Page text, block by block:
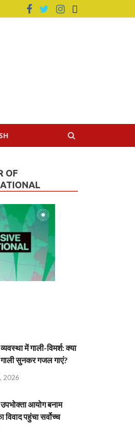
OF
में गाली-विमर्श: क्या
सुनकर गजल गाएं?
2026
उपभोक्ता आयोग बनाम
विवाद पहुंचा सर्वोच्च